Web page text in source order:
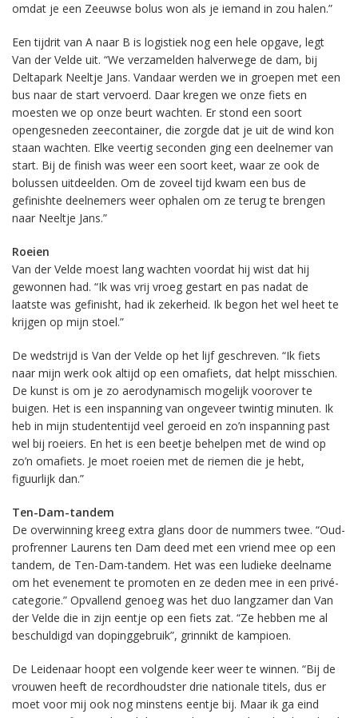
omdat je een Zeeuwse bolus won als je iemand in zou halen.”
Een tijdrit van A naar B is logistiek nog een hele opgave, legt
Van der Velde uit. “We verzamelden halverwege de dam, bij
Deltapark Neeltje Jans. Vandaar werden we in groepen met een
bus naar de start vervoerd. Daar kregen we onze fiets en
moesten we op onze beurt wachten. Er stond een soort
opengesneden zeecontainer, die zorgde dat je uit de wind kon
staan wachten. Elke veertig seconden ging een deelnemer van
start. Bij de finish was weer een soort keet, waar ze ook de
bolussen uitdeelden. Om de zoveel tijd kwam een bus de
gefinishte deelnemers weer ophalen om ze terug te brengen
naar Neeltje Jans.”
Roeien
Van der Velde moest lang wachten voordat hij wist dat hij
gewonnen had. “Ik was vrij vroeg gestart en pas nadat de
laatste was gefinisht, had ik zekerheid. Ik begon het wel heet te
krijgen op mijn stoel.”
De wedstrijd is Van der Velde op het lijf geschreven. “Ik fiets
naar mijn werk ook altijd op een omafiets, dat helpt misschien.
De kunst is om je zo aerodynamisch mogelijk voorover te
buigen. Het is een inspanning van ongeveer twintig minuten. Ik
heb in mijn studententijd veel geroeid en zo’n inspanning past
wel bij roeiers. En het is een beetje behelpen met de wind op
zo’n omafiets. Je moet roeien met de riemen die je hebt,
figuurlijk dan.”
Ten-Dam-tandem
De overwinning kreeg extra glans door de nummers twee. “Oud-
profrenner Laurens ten Dam deed met een vriend mee op een
tandem, de Ten-Dam-tandem. Het was een ludieke deelname
om het evenement te promoten en ze deden mee in een privé-
categorie.” Opvallend genoeg was het duo langzamer dan Van
der Velde die in zijn eentje op een fiets zat. “Ze hebben me al
beschuldigd van dopinggebruik”, grinnikt de kampioen.
De Leidenaar hoopt een volgende keer weer te winnen. “Bij de
vrouwen heeft de recordhoudster drie nationale titels, dus er
moet voor mij ook nog minstens eentje bij. Maar ik ga eind